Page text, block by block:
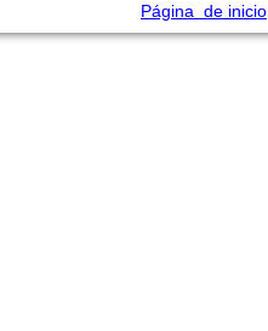
Página de inicio